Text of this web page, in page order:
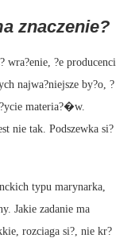
znaczenie?
wra?enie, ?e producenci
najwa?niejsze by?o, ?
materia?�w.
nie tak. Podszewka si?
typu marynarka,
Jakie zadanie ma
rozciaga si?, nie kr?